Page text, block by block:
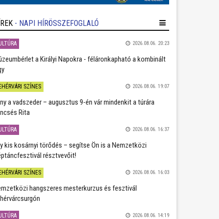
- NAPI HÍRÖSSZEFOGLALÓ
2026.08.06. 20:23
a Királyi Napokra - féláronkapható a kombinált
SZÍNES 2026.08.06. 19:07
a vadszeder – augusztus 9-én vár mindenkit a túrára
Rita
2026.08.06. 16:37
kis kosárnyi törődés – segítse Ön is a Nemzetközi
résztvevőit!
SZÍNES 2026.08.06. 16:03
hangszeres mesterkurzus és fesztivál
2026.08.06. 14:19